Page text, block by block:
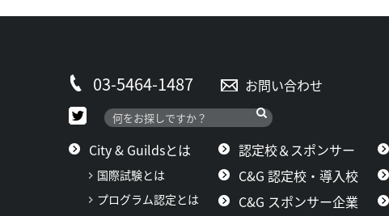
03-5464-1487 お問い合わせ
City & Guildsとは
国際試験とは
プログラム認定とは
認定校＆スポンサー
C&G 認定校・導入校
C&G スポンサー企業